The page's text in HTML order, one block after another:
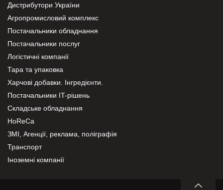
Дистрибутори України
Агропромисловий комплекс
Постачальники обладнання
Постачальники послуг
Логістичні компанії
Тара та упаковка
Харчові добавки. Інгредієнти.
Постачальники IT-рішень
Складське обладнання
HoReCa
ЗМІ, Агенції, реклама, поліграфія
Транспорт
Іноземні компанії